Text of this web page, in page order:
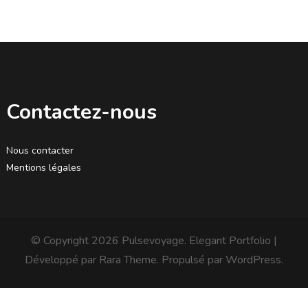
Contactez-nous
Nous contacter
Mentions légales
© Copyright 2026 Pulsevoyage. Elegant Portfolio |
Développé par Rara Theme. Propulsé par WordPress.